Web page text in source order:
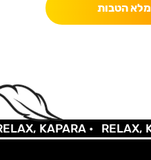
מלא הטבות
KAPARA • RELAX,